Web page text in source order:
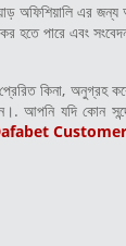
অফিশিয়ালি এর
হতে পারে এবং
কিনা, অনুগ্রহ
আপনি যদি কোন